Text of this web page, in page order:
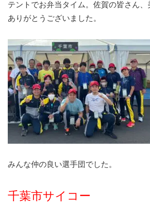
テントでお弁当タイム。佐賀の皆さん
ありがとうございました。
みんな仲の良い選手団でした。
千葉市サイコー